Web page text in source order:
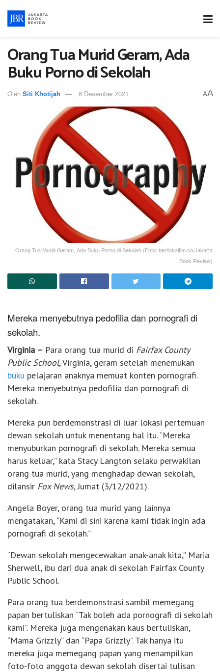
Orang Tua Murid Geram, Ada
Buku Porno di Sekolah
Oleh Siti Khotijah 6 Desember 2021 AA
Orang Tua Murid Geram, Ada Buku Porno di Sekolah (Foto: beritakaltim.co/Jakarta
Book Review)
Mereka menyebutnya pedofilia dan pornografi di
sekolah.
Virginia – Para orang tua murid di Fairfax County
Public School, Virginia, geram setelah menemukan
buku pelajaran anaknya memuat konten pornografi.
Mereka menyebutnya pedofilia dan pornografi di
sekolah.
Mereka pun berdemonstrasi di luar lokasi pertemuan
dewan sekolah untuk menentang hal itu. “Mereka
menyuburkan pornografi di sekolah. Mereka semua
harus keluar,” kata Stacy Langton selaku perwakilan
orang tua murid, yang menghadap dewan sekolah,
dilansir Fox News, Jumat (3/12/2021).
Angela Boyer, orang tua murid yang lainnya
mengatakan, “Kami di sini karena kami tidak ingin ada
pornografi di sekolah.”
“Dewan sekolah mengecewakan anak-anak kita,” Maria
Sherwell, ibu dari dua anak di sekolah Fairfax County
Public School.
Para orang tua berdemonstrasi sambil memegang
papan bertuliskan “Tak boleh ada pornografi di sekolah
kami”. Mereka juga mengenakan kaus bertuliskan,
“Mama Grizzly” dan “Papa Grizzly”. Tak hanya itu
mereka juga memegang papan yang menampilkan
foto-foto anggota dewan sekolah disertai tulisan